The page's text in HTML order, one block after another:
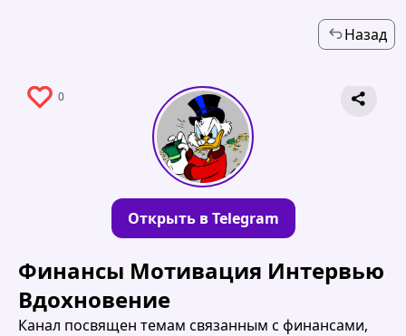
Назад
0
Открыть в Telegram
Финансы Мотивация Интервью
Вдохновение
Канал посвящен темам связанным с финансами,